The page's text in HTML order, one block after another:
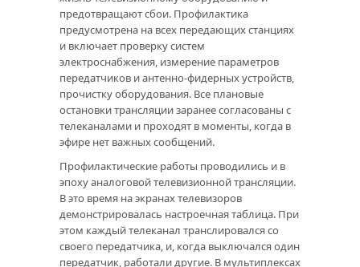
предотвращают сбои. Профилактика
предусмотрена на всех передающих станциях
и включает проверку систем
электроснабжения, измерение параметров
передатчиков и антенно-фидерных устройств,
прочистку оборудования. Все плановые
остановки трансляции заранее согласованы с
телеканалами и проходят в моменты, когда в
эфире нет важных сообщений.
Профилактические работы проводились и в
эпоху аналоговой телевизионной трансляции.
В это время на экранах телевизоров
демонстрировалась настроечная таблица. При
этом каждый телеканал транслировался со
своего передатчика, и, когда выключался один
передатчик, работали другие. В мультиплексах